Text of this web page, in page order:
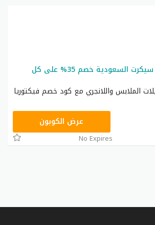
كود خصم فيكتوريا سيكرت السعودية خصم 35% على كل
الملابس واللانجري مع كود خصم فيكتوريا
عرض الكوبون
No Expires